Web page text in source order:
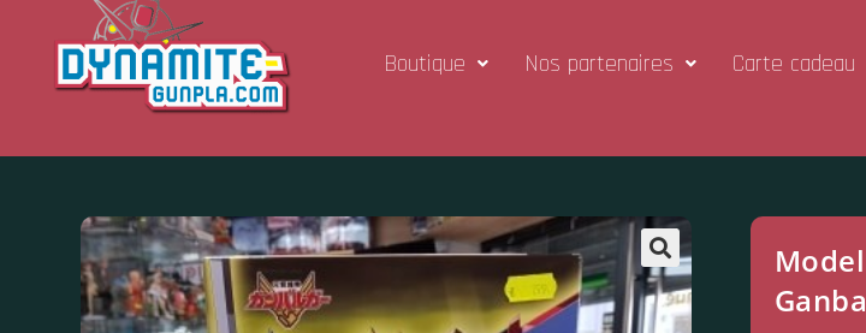
Boutique Nos partenaires Carte cadeau